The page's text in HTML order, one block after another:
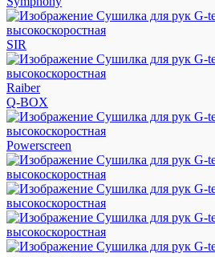
SIR
Raiber
Q-BOX
Powerscreen